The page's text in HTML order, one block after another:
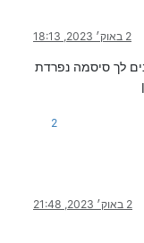
2 באוק׳ 2023, 18:13
לך סיסמה נפרדת
2
2 באוק׳ 2023, 21:48